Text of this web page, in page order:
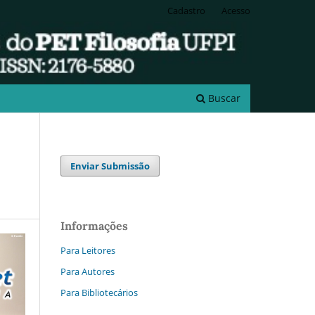
Buscar
Cadastro Acesso
Enviar Submissão
Informações
Para Leitores
Para Autores
Para Bibliotecários